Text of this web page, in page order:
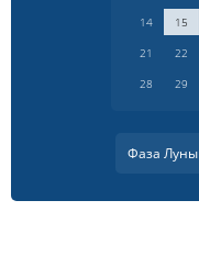
14
15
21
22
28
29
Фаза Луны